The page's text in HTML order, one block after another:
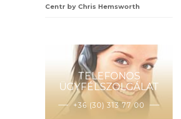
Centr by Chris Hemsworth
TELEFONOS
ÜGYFÉLSZOLGÁLAT
+36 (30) 313 77 00